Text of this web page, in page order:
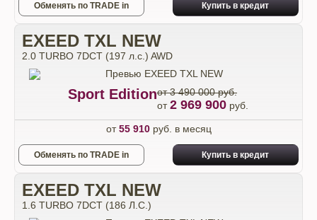
Обменять по TRADE in Купить в кредит
EXEED TXL NEW
2.0 TURBO 7DCT (197 л.с.) AWD
Sport Editionот 3 490 000 руб.
от2 969 900 руб.
от55 910руб. в месяц
Обменять по TRADE in Купить в кредит
EXEED TXL NEW
1.6 TURBO 7DCT (186 Л.С.)